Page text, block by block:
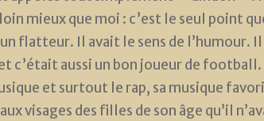
mieux que moi : c’est le seul point
flatteur. Il avait le sens de l’humour.
c’était aussi un bon joueur de
et surtout le rap, sa musique
visages des filles de son âge qu’il